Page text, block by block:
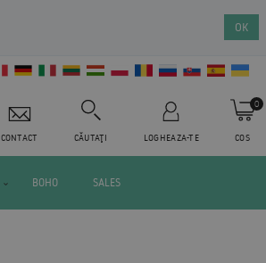
OK
CONTACT CĂUTAŢI LOGHEAZA-TE COS
0
BOHO SALES